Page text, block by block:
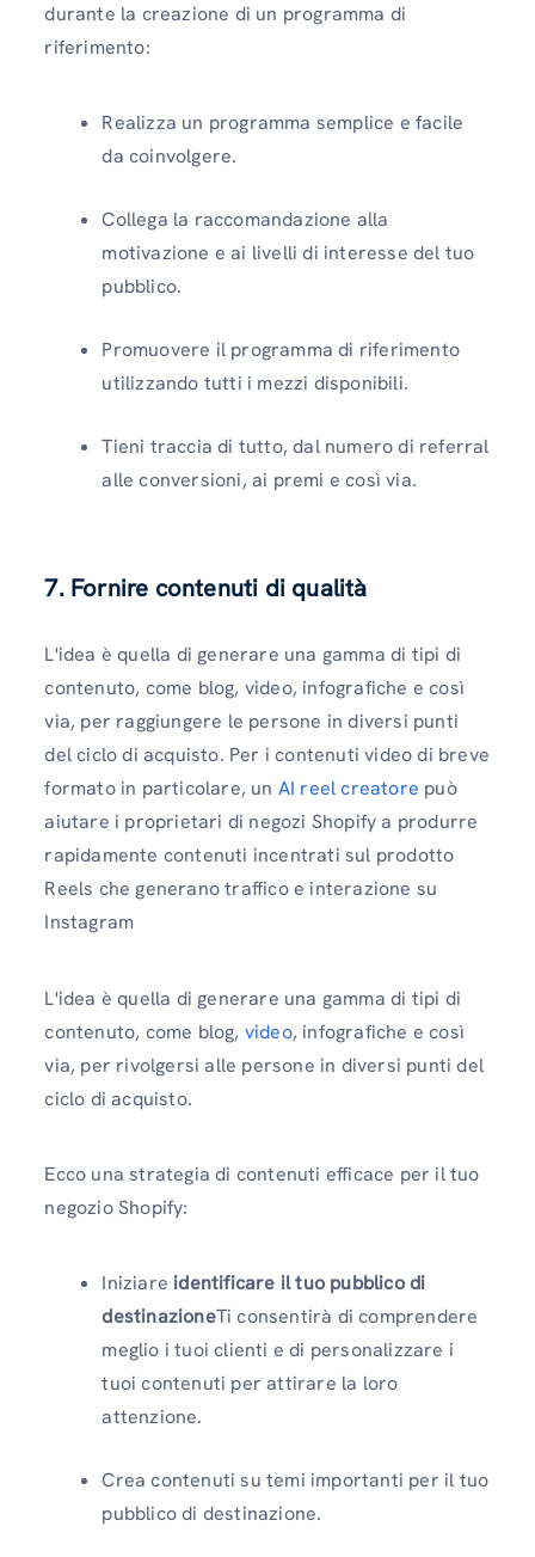
durante la creazione di un programma di
riferimento:
Realizza un programma semplice e facile
da coinvolgere.
Collega la raccomandazione alla
motivazione e ai livelli di interesse del tuo
pubblico.
Promuovere il programma di riferimento
utilizzando tutti i mezzi disponibili.
Tieni traccia di tutto, dal numero di referral
alle conversioni, ai premi e così via.
7. Fornire contenuti di qualità
L'idea è quella di generare una gamma di tipi di
contenuto, come blog, video, infografiche e così
via, per raggiungere le persone in diversi punti
del ciclo di acquisto. Per i contenuti video di breve
formato in particolare, un AI reel creatore può
aiutare i proprietari di negozi Shopify a produrre
rapidamente contenuti incentrati sul prodotto
Reels che generano traffico e interazione su
Instagram
L'idea è quella di generare una gamma di tipi di
contenuto, come blog, video, infografiche e così
via, per rivolgersi alle persone in diversi punti del
ciclo di acquisto.
Ecco una strategia di contenuti efficace per il tuo
negozio Shopify:
Iniziare identificare il tuo pubblico di
destinazioneTi consentirà di comprendere
meglio i tuoi clienti e di personalizzare i
tuoi contenuti per attirare la loro
attenzione.
Crea contenuti su temi importanti per il tuo
pubblico di destinazione.